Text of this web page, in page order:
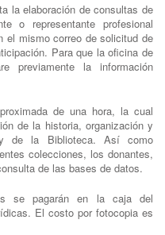
la elaboración de consultas de
o representante profesional
el mismo correo de solicitud de
Para que la oficina de
previamente la información
de una hora, la cual
de la historia, organización y
de la Biblioteca. Así como
colecciones, los donantes,
de las bases de datos.
se pagarán en la caja del
El costo por fotocopia es